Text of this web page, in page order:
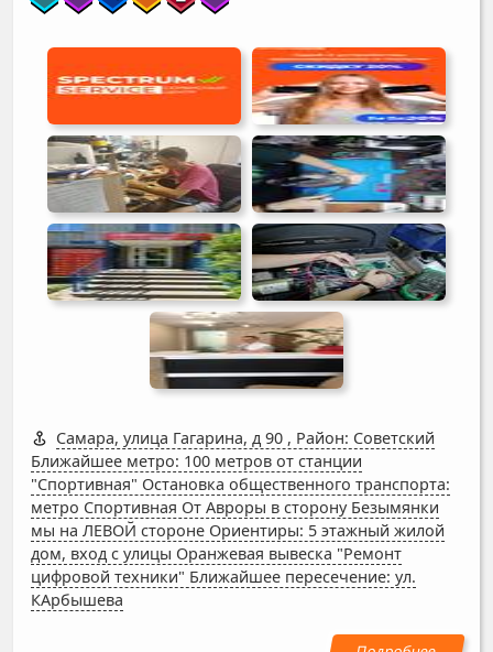
Самара, улица Гагарина, д 90 , Район: Советский
Ближайшее метро: 100 метров от станции
"Спортивная" Остановка общественного транспорта:
метро Спортивная От Авроры в сторону Безымянки
мы на ЛЕВОЙ стороне Ориентиры: 5 этажный жилой
дом, вход с улицы Оранжевая вывеска "Ремонт
цифровой техники" Ближайшее пересечение: ул.
КАрбышева